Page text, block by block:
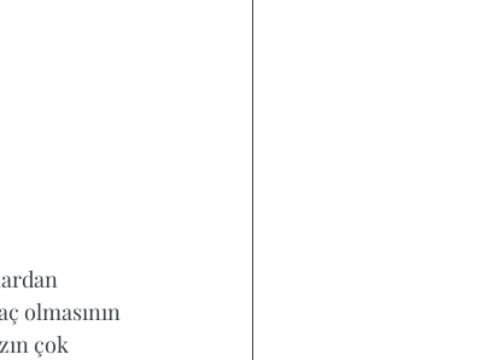
olmasının
çok